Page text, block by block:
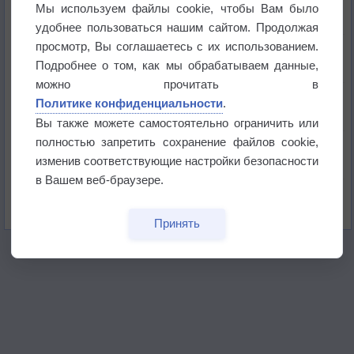
Приложение построит маршрут через тень
Атмосфера начала замерзать
В Приморье обнаружены морские волны тепла
Изменение климата повлияло на ареал обитания
Мы используем файлы cookie, чтобы Вам было
удобнее пользоваться нашим сайтом. Продолжая
просмотр, Вы соглашаетесь с их использованием.
Подробнее о том, как мы обрабатываем данные,
можно прочитать в
Политике конфиденциальности.
Вы также можете самостоятельно ограничить или
полностью запретить сохранение файлов cookie,
изменив соответствующие настройки безопасности
в Вашем веб-браузере.
Принять